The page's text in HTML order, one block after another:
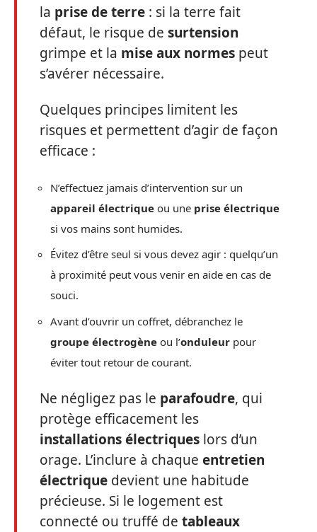
la prise de terre : si la terre fait
défaut, le risque de surtension
grimpe et la mise aux normes peut
s’avérer nécessaire.
Quelques principes limitent les
risques et permettent d’agir de façon
efficace :
N’effectuez jamais d’intervention sur un
appareil électrique ou une prise électrique
si vos mains sont humides.
Évitez d’être seul si vous devez agir : quelqu’un
à proximité peut vous venir en aide en cas de
souci.
Avant d’ouvrir un coffret, débranchez le
groupe électrogène ou l’onduleur pour
éviter tout retour de courant.
Ne négligez pas le parafoudre, qui
protège efficacement les
installations électriques lors d’un
orage. L’inclure à chaque entretien
électrique devient une habitude
précieuse. Si le logement est
connecté ou truffé de tableaux